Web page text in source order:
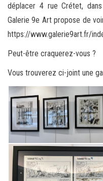
déplacer 4 rue Crétet,
Galerie 9e Art propose de
https://www.galerie9art.fr/
Peut-être craquerez-vous ?
Vous trouverez ci-joint une